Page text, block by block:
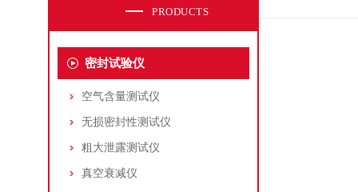
PRODUCTS
密封试验仪
空气含量测试仪
无损密封性测试仪
粗大泄露测试仪
真空衰减仪